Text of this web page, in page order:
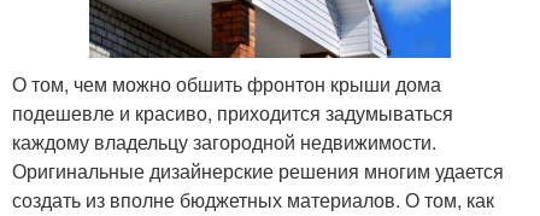
О том, чем можно обшить фронтон крыши дома
подешевле и красиво, приходится задумываться
каждому владельцу загородной недвижимости.
Оригинальные дизайнерские решения многим удается
создать из вполне бюджетных материалов. О том, как